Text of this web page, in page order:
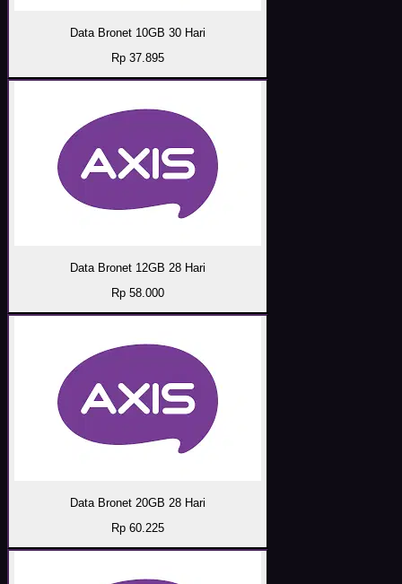
Data Bronet 10GB 30 Hari
Rp 37.895
Data Bronet 12GB 28 Hari
Rp 58.000
Data Bronet 20GB 28 Hari
Rp 60.225